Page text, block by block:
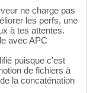
ne charge pas
les perfs, une
à tes attentes.
avec APC
puisque c'est
de fichiers à
la concaténation